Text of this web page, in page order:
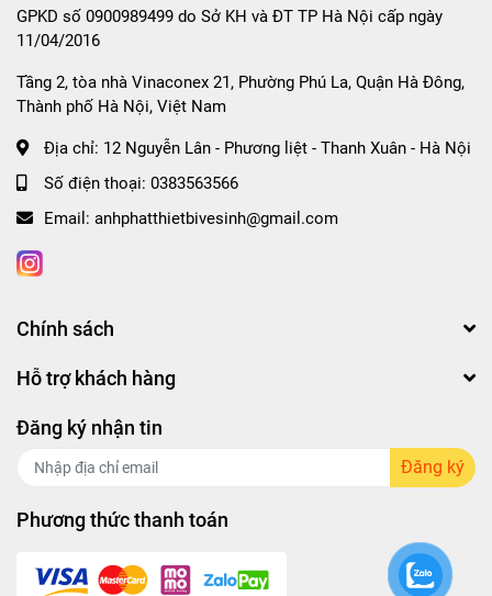
GPKD số 0900989499 do Sở KH và ĐT TP Hà Nội cấp ngày
11/04/2016
Tầng 2, tòa nhà Vinaconex 21, Phường Phú La, Quận Hà Đông,
Thành phố Hà Nội, Việt Nam
Địa chỉ: 12 Nguyễn Lân - Phương liệt - Thanh Xuân - Hà Nội
Số điện thoại: 0383563566
Email: anhphatthietbivesinh@gmail.com
Chính sách
Hỗ trợ khách hàng
Đăng ký nhận tin
Đăng ký
Phương thức thanh toán